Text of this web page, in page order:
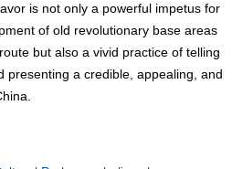
is not only a powerful impetus for
of old revolutionary base areas
but also a vivid practice of telling
presenting a credible, appealing, and